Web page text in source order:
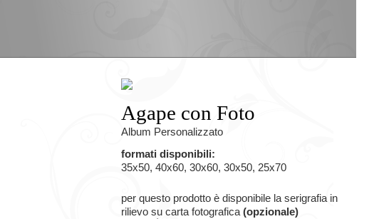
Agape con Foto
Album Personalizzato
formati disponibili:
35x50, 40x60, 30x60, 30x50, 25x70
per questo prodotto è disponibile la serigrafia in
rilievo su carta fotografica (opzionale)